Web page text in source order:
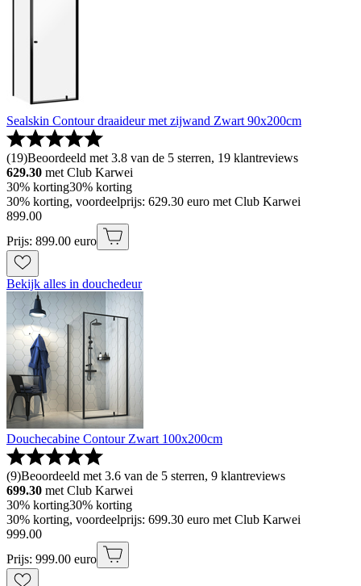
Sealskin Contour draaideur met zijwand Zwart 90x200cm
(19)Beoordeeld met 3.8 van de 5 sterren, 19 klantreviews
629.30 met Club Karwei
30% korting30% korting
30% korting, voordeelprijs: 629.30 euro met Club Karwei
899.00
Prijs: 899.00 euro
Bekijk alles in douchedeur
Douchecabine Contour Zwart 100x200cm
(9)Beoordeeld met 3.6 van de 5 sterren, 9 klantreviews
699.30 met Club Karwei
30% korting30% korting
30% korting, voordeelprijs: 699.30 euro met Club Karwei
999.00
Prijs: 999.00 euro